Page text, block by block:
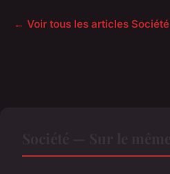
← Voir tous les articles Société